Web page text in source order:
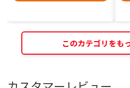
このカテゴリをも